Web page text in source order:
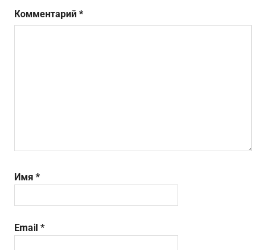
Комментарий *
Имя *
Email *